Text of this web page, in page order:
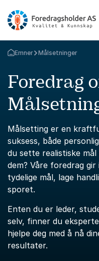
Gå tilbake til startsiden
Emner Målsetninger
Foredrag
Målsetting er en
suksess, både
du sette realistiske
dem? Våre foredrag
tydelige mål, lage
sporet.
Enten du er leder,
selv, finner du
hjelpe deg med å nå
resultater.